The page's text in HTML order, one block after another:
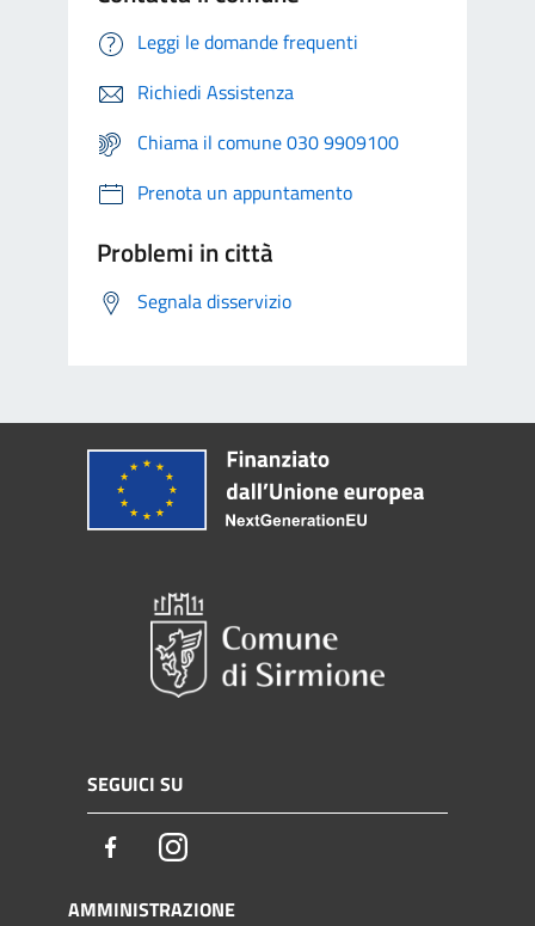
Leggi le domande frequenti
Richiedi Assistenza
Chiama il comune 030 9909100
Prenota un appuntamento
Problemi in città
Segnala disservizio
SEGUICI SU
FacebookInstagram
AMMINISTRAZIONE